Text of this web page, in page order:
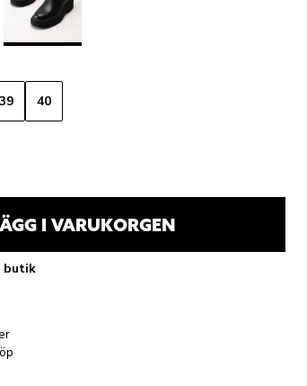
39 40
I VARUKORGEN
butik